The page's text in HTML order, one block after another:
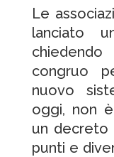
Le
lanciato
congruo
nuovo
oggi, non
un decreto
punti e